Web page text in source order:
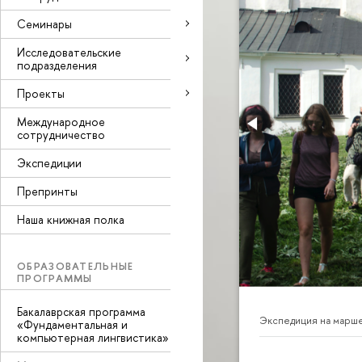
Семинары
Исследовательские
подразделения
Проекты
Международное
сотрудничество
Экспедиции
Препринты
Наша книжная полка
ОБРАЗОВАТЕЛЬНЫЕ
ПРОГРАММЫ
Бакалаврская программа
«Фундаментальная и
компьютерная лингвистика»
Экспедиция на